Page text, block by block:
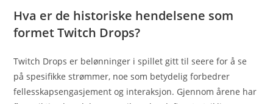
Hva er de historiske hendelsene som
formet Twitch Drops?
Twitch Drops er belønninger i spillet gitt til seere for å se
på spesifikke strømmer, noe som betydelig forbedrer
fellesskapsengasjement og interaksjon. Gjennom årene har